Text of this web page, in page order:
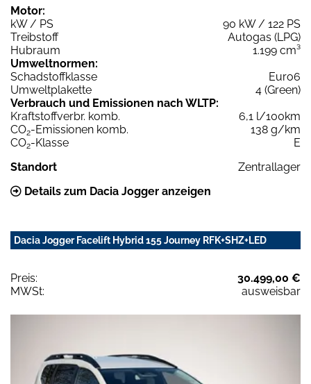
Motor:
kW / PS
90 kW / 122 PS
Treibstoff
Autogas (LPG)
Hubraum
1.199 cm³
Umweltnormen:
Schadstoffklasse
Euro6
Umweltplakette
4 (Green)
Verbrauch und Emissionen nach WLTP:
Kraftstoffverbr. komb.
6,1 l/100km
CO2-Emissionen komb.
138 g/km
CO2-Klasse
E
Standort
Zentrallager
Details zum Dacia Jogger anzeigen
Dacia Jogger Facelift Hybrid 155 Journey RFK+SHZ+LED
Preis:
30.499,00 €
MWSt:
ausweisbar